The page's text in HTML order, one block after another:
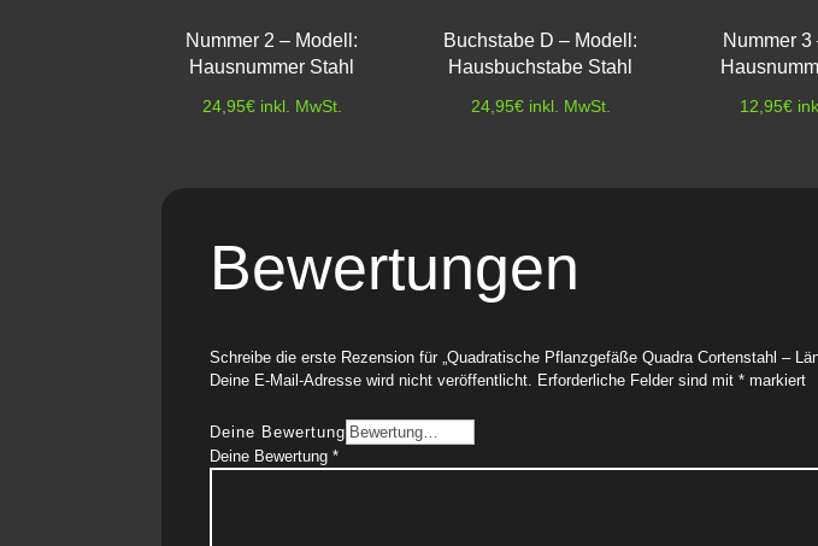
Nummer 2 – Modell:
Hausnummer Stahl
24,95€ inkl. MwSt.
Buchstabe D – Modell:
Hausbuchstabe Stahl
24,95€ inkl. MwSt.
Nummer 3
12,95€
Bewertungen
Schreibe die erste Rezension für „Quadratische Pflanzgefäße Quadra Cortenstahl –
Deine E-Mail-Adresse wird nicht veröffentlicht. Erforderliche Felder sind mit* markiert
Deine Bewertung
Deine Bewertung*